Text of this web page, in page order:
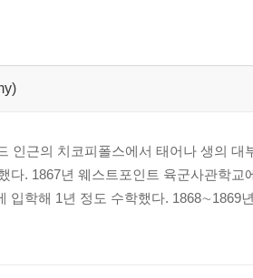
인근의 치코피폴스에서 태어나 생의
다. 1867년 웨스트포인트 육군사관학
입학해 1년 정도 수학했다. 1868∼1869